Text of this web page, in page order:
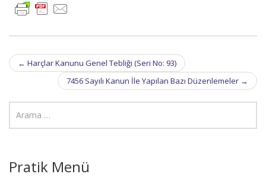
Post
navigation
← Harçlar Kanunu Genel Tebliği (Seri No: 93)
7456 Sayılı Kanun İle Yapılan Bazı Düzenlemeler →
Pratik Menü